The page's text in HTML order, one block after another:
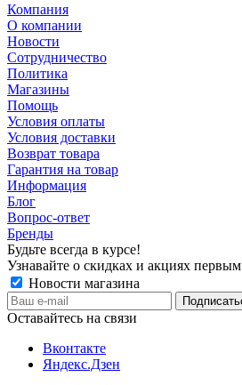
Компания
О компании
Новости
Сотрудничество
Политика
Магазины
Помощь
Условия оплаты
Условия доставки
Возврат товара
Гарантия на товар
Информация
Блог
Вопрос-ответ
Бренды
Будьте всегда в курсе!
Узнавайте о скидках и акциях первым
Новости магазина
Оставайтесь на связи
Вконтакте
Яндекс.Дзен